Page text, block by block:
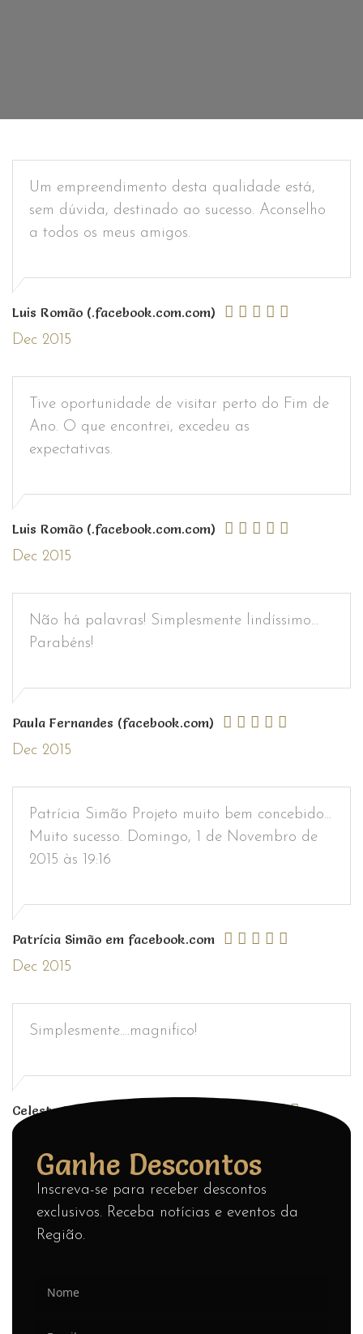
Um empreendimento desta qualidade está,
sem dúvida, destinado ao sucesso. Aconselho
a todos os meus amigos.
Luis Romão (.facebook.com.com)
Dec 2015
Tive oportunidade de visitar perto do Fim de
Ano. O que encontrei, excedeu as
expectativas.
Luis Romão (.facebook.com.com)
Dec 2015
Não há palavras! Simplesmente lindíssimo...
Parabéns!
Paula Fernandes (facebook.com)
Dec 2015
Patrícia Simão Projeto muito bem concebido...
Muito sucesso. Domingo, 1 de Novembro de
2015 às 19:16
Patrícia Simão em facebook.com
Dec 2015
Simplesmente....magnifico!
Celeste Boaventura (Booking.com)
Dec 2015
Ganhe Descontos
Inscreva-se para receber descontos
exclusivos. Receba notícias e eventos da
Região.